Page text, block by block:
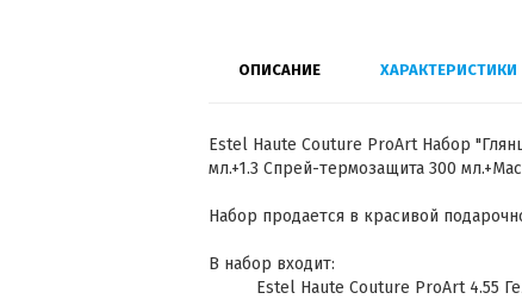
ОПИСАНИЕ ХАРАКТЕРИСТИКИ
Estel Haute Couture ProArt Набор
мл.+1.3 Спрей-термозащита 300
Набор продается в красивой
В набор входит:
Estel Haute Couture ProArt 4.55